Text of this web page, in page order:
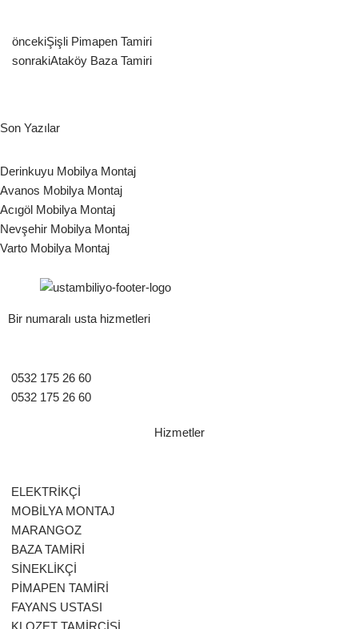
öncekiŞişli Pimapen Tamiri
sonrakiAtaköy Baza Tamiri
Son Yazılar
Derinkuyu Mobilya Montaj
Avanos Mobilya Montaj
Acıgöl Mobilya Montaj
Nevşehir Mobilya Montaj
Varto Mobilya Montaj
Bir numaralı usta hizmetleri
0532 175 26 60
0532 175 26 60
Hizmetler
ELEKTRİKÇİ
MOBİLYA MONTAJ
MARANGOZ
BAZA TAMİRİ
SİNEKLİKÇİ
PİMAPEN TAMİRİ
FAYANS USTASI